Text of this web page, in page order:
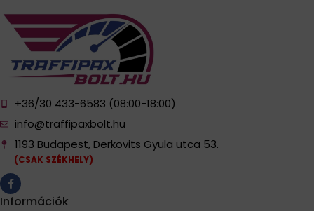
+36/30 433-6583 (08:00-18:00)
info@traffipaxbolt.hu
1193 Budapest, Derkovits Gyula utca 53.
(CSAK SZÉKHELY)
Információk